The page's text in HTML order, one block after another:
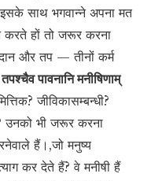
साथ भगवान्ने अपना मत
करते हों तो जरूर करना
और तप — तीनों कर्म
तपश्चैव पावनानि मनीषिणाम्
जीविकासम्बन्धी?
उनको भी जरूर करना
हैं।,जो मनुष्य
कर देते हैं? वे मनीषी हैं